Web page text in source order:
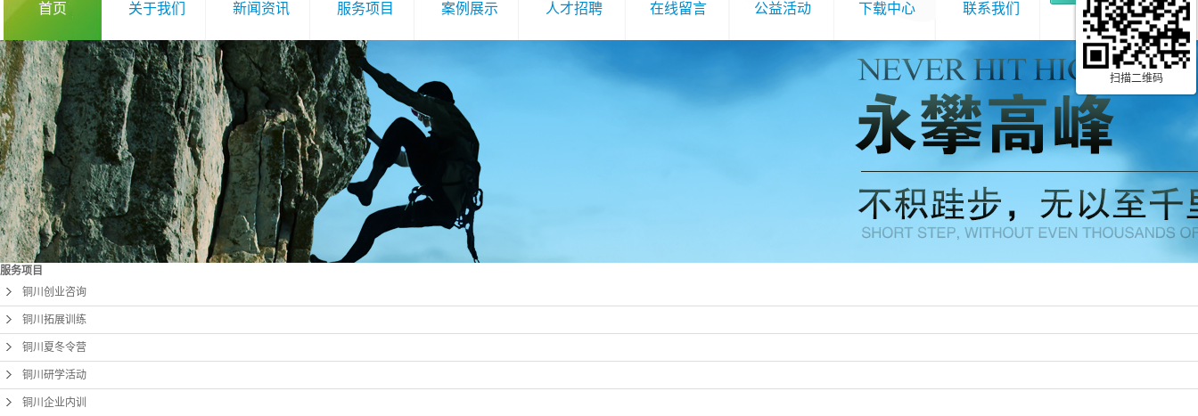
首页 关于我们 新闻资讯 服务项目 案例展示 人才招聘 在线留言 公益活动 下载中心 联系我们
服务项目
铜川创业咨询
铜川拓展训练
铜川夏冬令营
铜川研学活动
铜川企业内训
扫描二维码